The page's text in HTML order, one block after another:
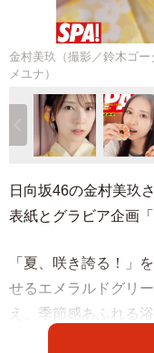
金村美玖（撮影／鈴木ゴ
メユナ）
日向坂46の金村美玖
表紙とグラビア企画
「夏、咲き誇る！」
せるエメラルドグリ
え、季節感あふれる
を届けています。（